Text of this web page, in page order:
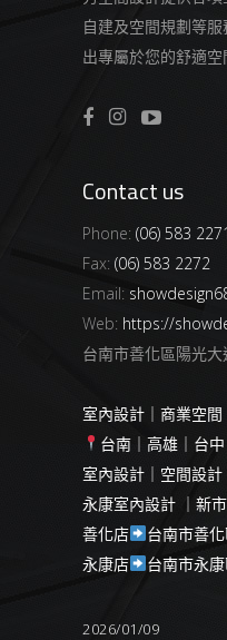
自建及空間規劃等
出專屬於您的舒適空
Contact us
Phone: (06) 583 2271
Fax: (06) 583 2272
Email:
Web: https://
台南市善化區陽光
室內設計｜商業空
台南｜高雄｜台
室內設計｜空間設
永康室內設計 ｜新
善化店
台南市善
永康店
台南市永
2026/01/09